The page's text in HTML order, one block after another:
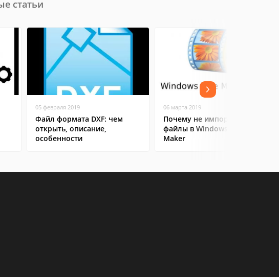
статьи
05 февраля 2019
Файл формата DXF: чем
открыть, описание,
особенности
06 марта 2019
Почему не импортируются
файлы в Windows Movie
Maker